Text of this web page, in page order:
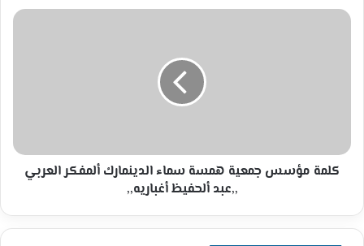
كلمة
,,عبد
ألحفيظ
كلمة مؤسس جمعية همسة سماء الدينمارك ألمفكر العربي
,,عبد ألحفيظ أغباريه,,